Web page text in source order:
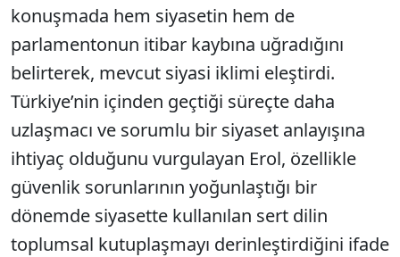
konuşmada hem siyasetin hem de
parlamentonun itibar kaybına uğradığını
belirterek, mevcut siyasi iklimi eleştirdi.
Türkiye’nin içinden geçtiği süreçte daha
uzlaşmacı ve sorumlu bir siyaset anlayışına
ihtiyaç olduğunu vurgulayan Erol, özellikle
güvenlik sorunlarının yoğunlaştığı bir
dönemde siyasette kullanılan sert dilin
toplumsal kutuplaşmayı derinleştirdiğini ifade